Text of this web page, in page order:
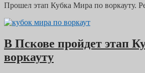
Прошел этап Кубка Мира по воркауту.
В Пскове пройдет этап
воркауту